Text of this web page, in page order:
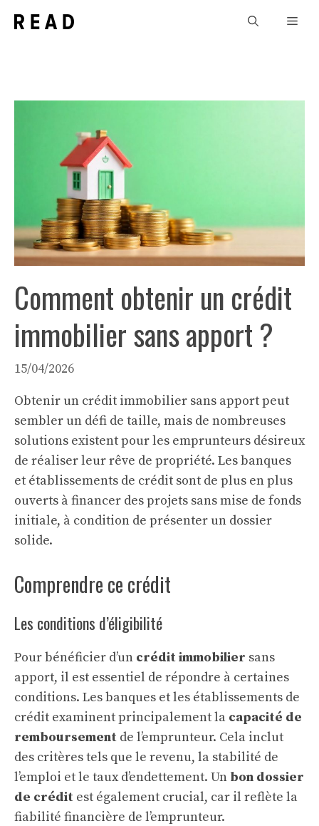
Comment obtenir un crédit
immobilier sans apport ?
15/04/2026
Obtenir un crédit immobilier sans apport peut
sembler un défi de taille, mais de nombreuses
solutions existent pour les emprunteurs désireux
de réaliser leur rêve de propriété. Les banques
et établissements de crédit sont de plus en plus
ouverts à financer des projets sans mise de fonds
initiale, à condition de présenter un dossier
solide.
Comprendre ce crédit
Les conditions d’éligibilité
Pour bénéficier d’un crédit immobilier sans
apport, il est essentiel de répondre à certaines
conditions. Les banques et les établissements de
crédit examinent principalement la capacité de
remboursement de l’emprunteur. Cela inclut
des critères tels que le revenu, la stabilité de
l’emploi et le taux d’endettement. Un bon dossier
de crédit est également crucial, car il reflète la
fiabilité financière de l’emprunteur.